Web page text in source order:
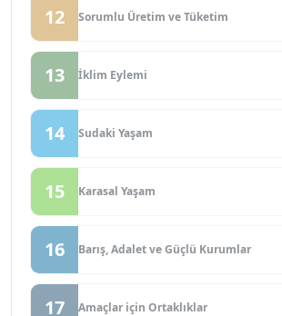
12 Sorumlu Üretim ve Tüketim
13 İklim Eylemi
14 Sudaki Yaşam
15 Karasal Yaşam
16 Barış, Adalet ve Güçlü Kurumlar
17 Amaçlar için Ortaklıklar